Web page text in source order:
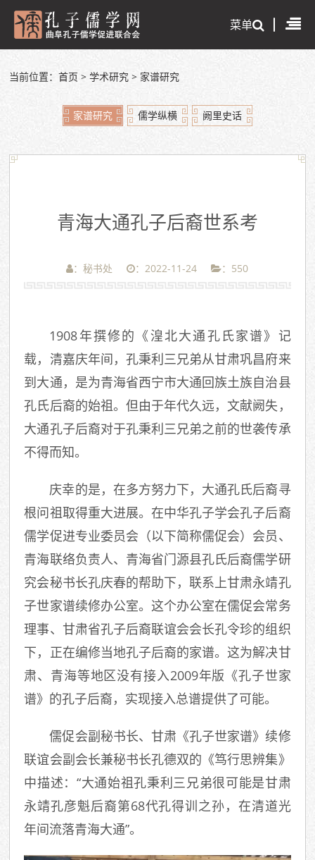
菜单
当前位置：首页 >学术研究 > 家谱研究
家谱研究 儒学纵横 阙里史话
青海大通孔子后裔世系考
：秘书处 ：2022-11-24 ： 550
1908年撰修的《湟北大通孔氏家谱》记
载，清嘉庆年间，孔秉利三兄弟从甘肃巩昌府来
到大通，是为青海省西宁市大通回族土族自治县
孔氏后裔的始祖。但由于年代久远，文献阙失，
大通孔子后裔对于孔秉利三兄弟之前的世袭传承
不得而知。
庆幸的是，在多方努力下，大通孔氏后裔寻
根问祖取得重大进展。在中华孔子学会孔子后裔
儒学促进专业委员会（以下简称儒促会）会员、
青海联络负责人、青海省门源县孔氏后裔儒学研
究会秘书长孔庆春的帮助下，联系上甘肃永靖孔
子世家谱续修办公室。这个办公室在儒促会常务
理事、甘肃省孔子后裔联谊会会长孔令珍的组织
下，正在编修当地孔子后裔的家谱。这为解决甘
肃、青海等地区没有接入2009年版《孔子世家
谱》的孔子后裔，实现接入总谱提供了可能。
儒促会副秘书长、甘肃《孔子世家谱》续修
联谊会副会长兼秘书长孔德双的《笃行思辨集》
中描述：“大通始祖孔秉利三兄弟很可能是甘肃
永靖孔彦魁后裔第68代孔得训之孙，在清道光
年间流落青海大通”。